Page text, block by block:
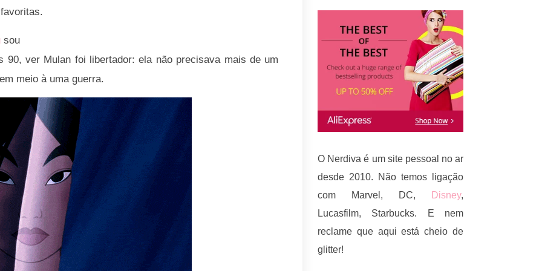
sou
90, ver Mulan foi libertador: ela não precisava mais de um
meio à uma guerra.
O Nerdiva é um site pessoal no ar
desde 2010. Não temos ligação
com Marvel, DC,
Disney,
Lucasfilm, Starbucks. E nem
reclame que aqui está cheio de
glitter!